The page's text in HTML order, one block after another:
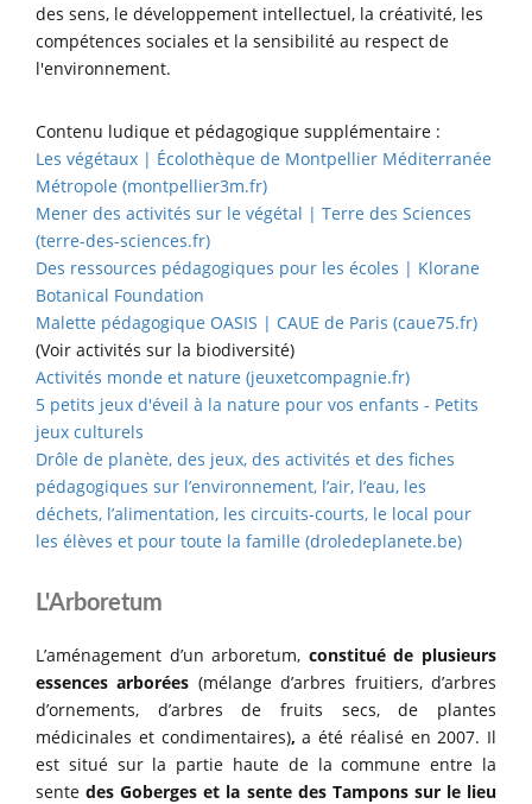
des sens, le développement intellectuel, la créativité, les
compétences sociales et la sensibilité au respect de
l'environnement.
Contenu ludique et pédagogique supplémentaire :
Les végétaux | Écolothèque de Montpellier Méditerranée
Métropole (montpellier3m.fr)
Mener des activités sur le végétal | Terre des Sciences
(terre-des-sciences.fr)
Des ressources pédagogiques pour les écoles | Klorane
Botanical Foundation
Malette pédagogique OASIS | CAUE de Paris (caue75.fr)
(Voir activités sur la biodiversité)
Activités monde et nature (jeuxetcompagnie.fr)
5 petits jeux d'éveil à la nature pour vos enfants - Petits
jeux culturels
Drôle de planète, des jeux, des activités et des fiches
pédagogiques sur l’environnement, l’air, l’eau, les
déchets, l’alimentation, les circuits-courts, le local pour
les élèves et pour toute la famille (droledeplanete.be)
L'Arboretum
L’aménagement d’un arboretum, constitué de plusieurs
essences arborées (mélange d’arbres fruitiers, d’arbres
d’ornements, d’arbres de fruits secs, de plantes
médicinales et condimentaires), a été réalisé en 2007. Il
est situé sur la partie haute de la commune entre la
sentedes Goberges et la sente des Tampons sur le lieu